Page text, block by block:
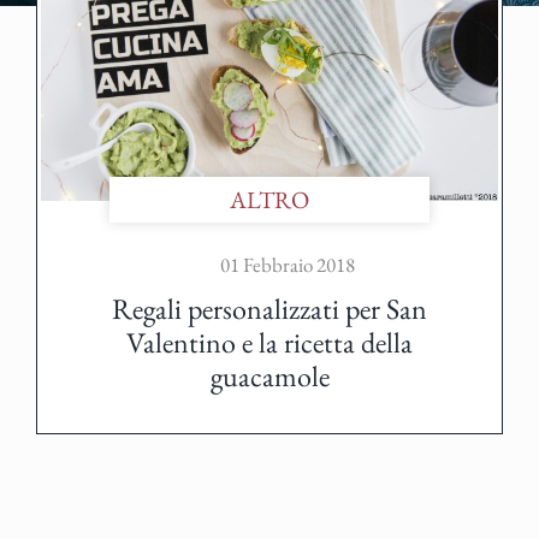
ALTRO
01 Febbraio 2018
Regali personalizzati per San
Valentino e la ricetta della
guacamole